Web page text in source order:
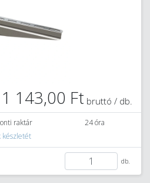
1 143,00 Ft bruttó / db.
raktár
24 óra
készletét
db.